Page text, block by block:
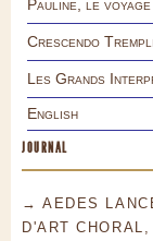
Pauline, le voyage
Crescendo
Les Grands
English
JOURNAL
→ AEDES
D'ART